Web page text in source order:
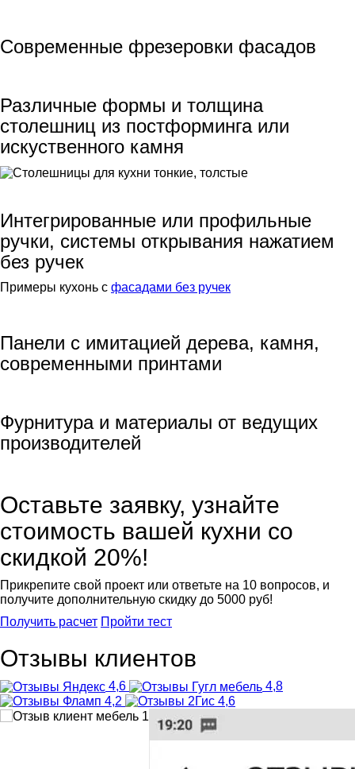
Современные фрезеровки фасадов
Различные формы и толщина
столешниц из постформинга или
искуственного камня
Интегрированные или профильные
ручки, системы открывания нажатием
без ручек
Примеры кухонь с фасадами без ручек
Панели с имитацией дерева, камня,
современными принтами
Фурнитура и материалы от ведущих
производителей
Оставьте заявку, узнайте
стоимость вашей кухни со
скидкой 20%!
Прикрепите свой проект или ответьте на 10 вопросов, и
получите дополнительную скидку до 5000 руб!
Получить расчет Пройти тест
Отзывы клиентов
4,6
4,8
4,2
4,6